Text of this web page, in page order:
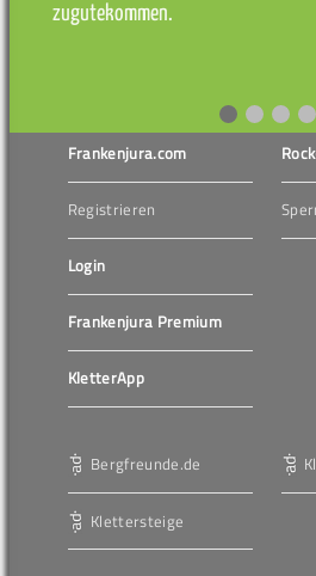
zugutekommen.
Frankenjura.com
Registrieren
Login
Frankenjura Premium
KletterApp
Bergfreunde.de
Klettersteige